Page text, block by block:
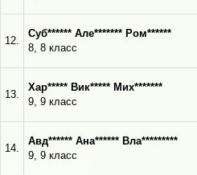
12.
Суб****** Але******* Ром******
8, 8 класс
13.
Хар***** Вик***** Мих*******
9, 9 класс
14.
Авд****** Ана****** Вла*********
9, 9 класс